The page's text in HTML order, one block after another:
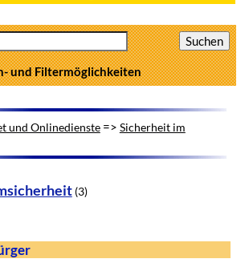
und Filtermöglichkeiten
und Onlinedienste=> Sicherheit im
(3)